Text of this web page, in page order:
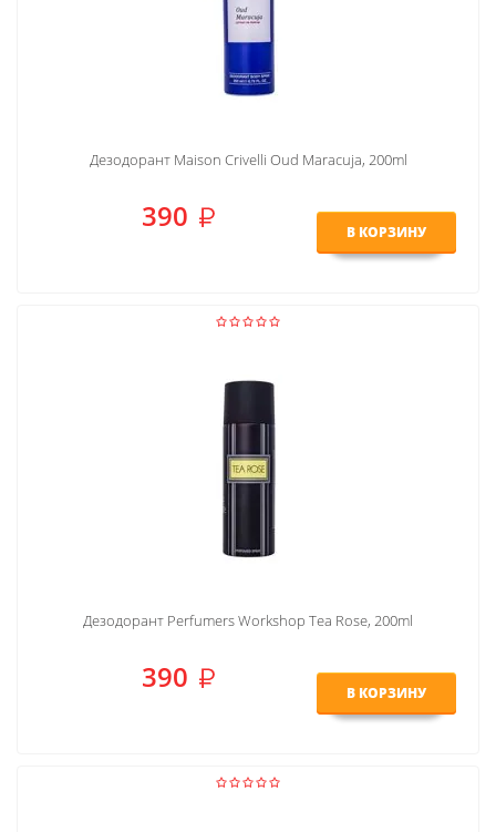
Дезодорант Maison Crivelli Oud Maracuja, 200ml
390 В КОРЗИНУ
Дезодорант Perfumers Workshop Tea Rose, 200ml
390 В КОРЗИНУ